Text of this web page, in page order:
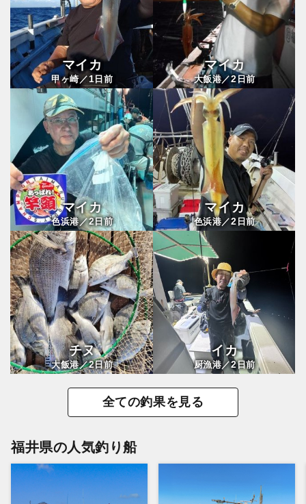
マイカ
甲ヶ崎／ 1日前
マイカ
大飯港／2日前
マイカ
色浜港／2日前
マイカ
色浜港／2 日前
チヌ
大飯港／2日前
イカ
厨漁港／2日前
全ての釣果を見る
福井県の人気釣り船